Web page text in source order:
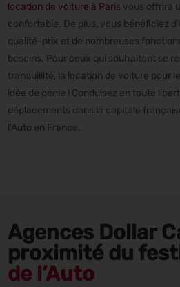
location de voiture à Paris vous offrira
confortable. De plus, vous bénéficiez
qualité-prix et de nombreuses
besoins. Pour ceux qui souhaitent se
tranquillité, la location de voiture pour
idée de génie ! Conduisez en toute
déplacements dans la capitale
l’Auto en France.
Agences Dollar
proximité du
de l’Auto